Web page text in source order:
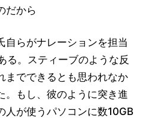
だから
らがナレーションを担当
る。スティーブのような反
までできるとも思われなか
。もし、彼のように突き進
人が使うパソコンに数10GB